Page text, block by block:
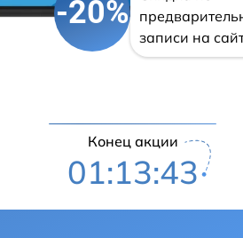
-20%
записи на
Конец акции
01:13:42